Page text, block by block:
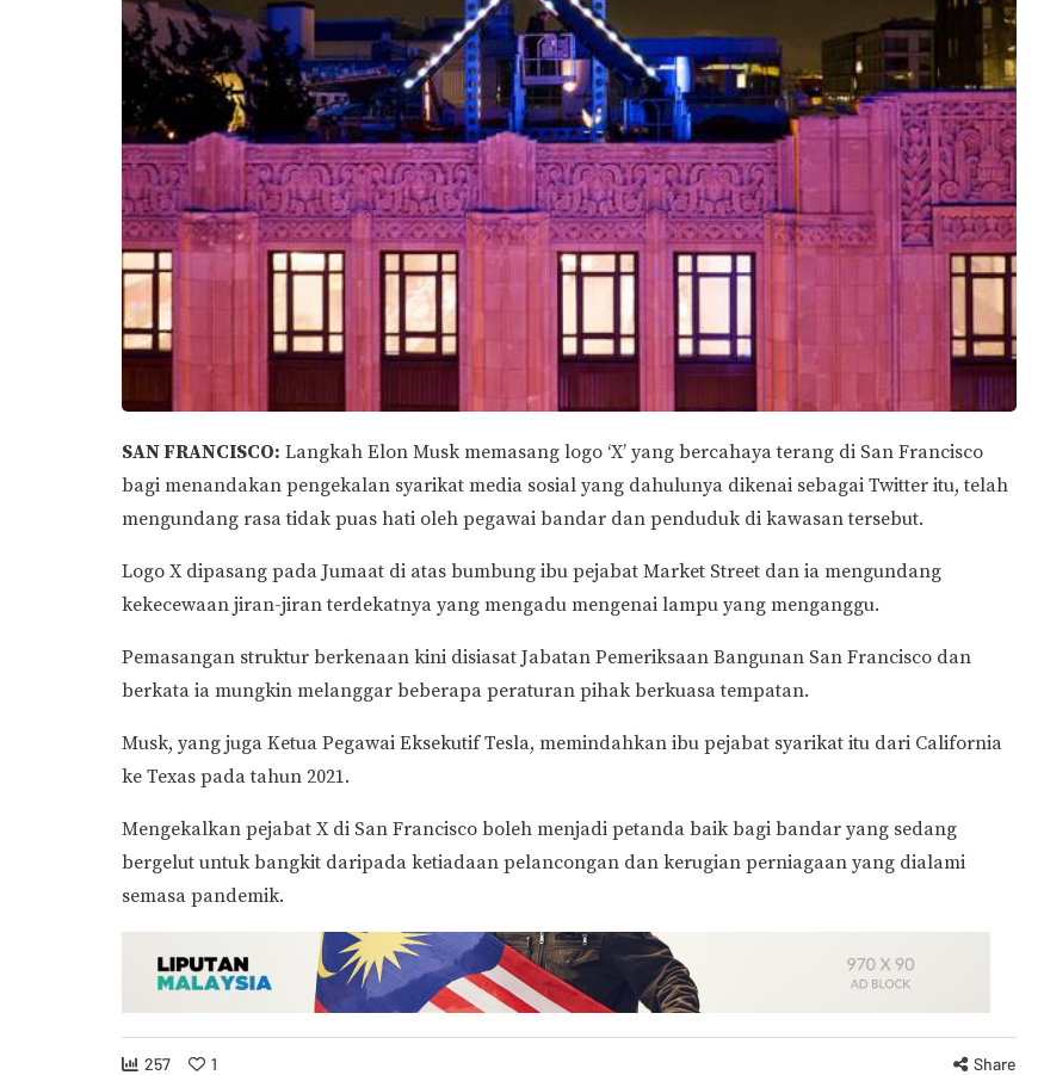
SAN FRANCISCO: Langkah Elon Musk memasang logo ‘X’ yang bercahaya terang di San Francisco
bagi menandakan pengekalan syarikat media sosial yang dahulunya dikenai sebagai Twitter itu, telah
mengundang rasa tidak puas hati oleh pegawai bandar dan penduduk di kawasan tersebut.
Logo X dipasang pada Jumaat di atas bumbung ibu pejabat Market Street dan ia mengundang
kekecewaan jiran-jiran terdekatnya yang mengadu mengenai lampu yang menganggu.
Pemasangan struktur berkenaan kini disiasat Jabatan Pemeriksaan Bangunan San Francisco dan
berkata ia mungkin melanggar beberapa peraturan pihak berkuasa tempatan.
Musk, yang juga Ketua Pegawai Eksekutif Tesla, memindahkan ibu pejabat syarikat itu dari California
ke Texas pada tahun 2021.
Mengekalkan pejabat X di San Francisco boleh menjadi petanda baik bagi bandar yang sedang
bergelut untuk bangkit daripada ketiadaan pelancongan dan kerugian perniagaan yang dialami
semasa pandemik.
257 1 Share